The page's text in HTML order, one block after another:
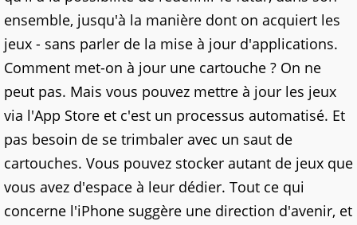
ensemble, jusqu'à la manière dont on acquiert les
jeux - sans parler de la mise à jour d'applications.
Comment met-on à jour une cartouche ? On ne
peut pas. Mais vous pouvez mettre à jour les jeux
via l'App Store et c'est un processus automatisé. Et
pas besoin de se trimbaler avec un saut de
cartouches. Vous pouvez stocker autant de jeux que
vous avez d'espace à leur dédier. Tout ce qui
concerne l'iPhone suggère une direction d'avenir, et